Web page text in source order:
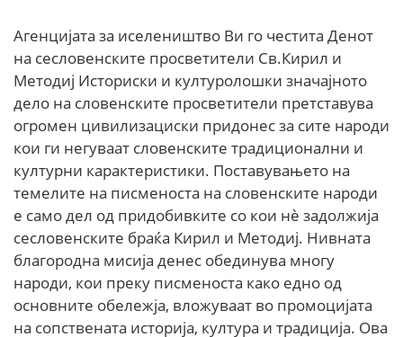
Агенцијата за иселеништво Ви го честита Денот
на сесловенските просветители Св.Кирил и
Методиј Историски и културолошки значајното
дело на словенските просветители претставува
огромен цивилизациски придонес за сите народи
кои ги негуваат словенските традиционални и
културни карактеристики. Поставувањето на
темелите на писменоста на словенските народи
е само дел од придобивките со кои нè задолжија
сесловенските браќа Кирил и Методиј. Нивната
благородна мисија денес обединува многу
народи, кои преку писменоста како едно од
основните обележја, вложуваат во промоцијата
на сопствената историја, култура и традиција. Ова